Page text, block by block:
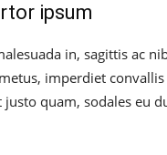
ipsum
in, sagittis ac
imperdiet
justo quam, sodales eu